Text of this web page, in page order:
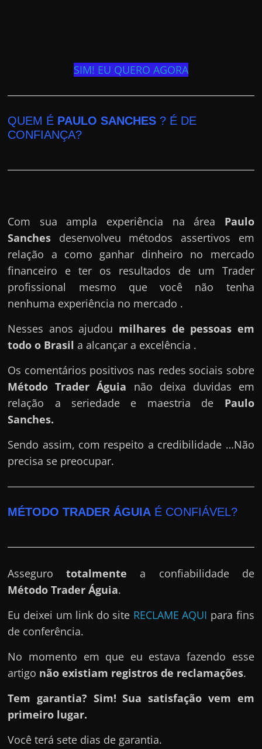
SIM! EU QUERO AGORA
QUEM É PAULO SANCHES ? É DE
CONFIANÇA?
Com sua ampla experiência na área Paulo
Sanches desenvolveu métodos assertivos em
relação a como ganhar dinheiro no mercado
financeiro e ter os resultados de um Trader
profissional mesmo que você não tenha
nenhuma experiência no mercado .
Nesses anos ajudou milhares de pessoas em
todo o Brasil a alcançar a excelência .
Os comentários positivos nas redes sociais sobre
Método Trader Águia não deixa duvidas em
relação a seriedade e maestria de Paulo
Sanches.
Sendo assim, com respeito a credibilidade …Não
precisa se preocupar.
MÉTODO TRADER ÁGUIA É CONFIÁVEL?
Assegurototalmente a confiabilidade de
Método Trader Águia.
Eu deixei um link do site RECLAME AQUI para fins
de conferência.
No momento em que eu estava fazendo esse
artigo não existiam registros de reclamações.
Tem garantia? Sim! Sua satisfação vem em
primeiro lugar.
Você terá sete dias de garantia.